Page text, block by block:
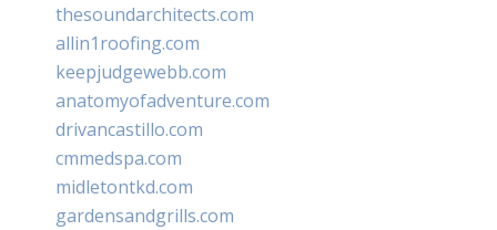
thesoundarchitects.com
allin1roofing.com
keepjudgewebb.com
anatomyofadventure.com
drivancastillo.com
cmmedspa.com
midletontkd.com
gardensandgrills.com